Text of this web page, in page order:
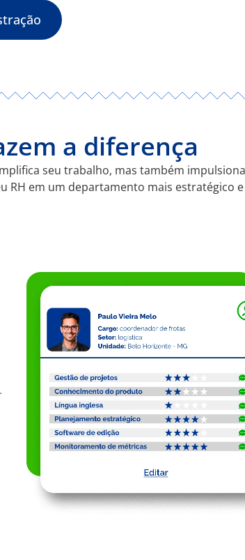
a diferença
seu trabalho, mas também
RH em um departamento mais estratégico